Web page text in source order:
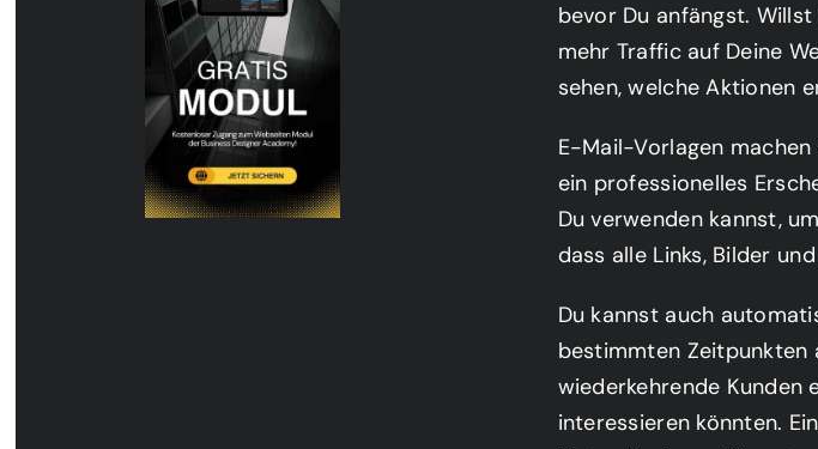
bevor Du anfängst.
mehr Traffic auf Deine
sehen, welche Aktionen
E-Mail-Vorlagen
ein professionelles
Du verwenden kannst,
dass alle Links, Bilder
Du kannst auch
bestimmten Zeitpunkten
wiederkehrende Kunden
interessieren könnten.